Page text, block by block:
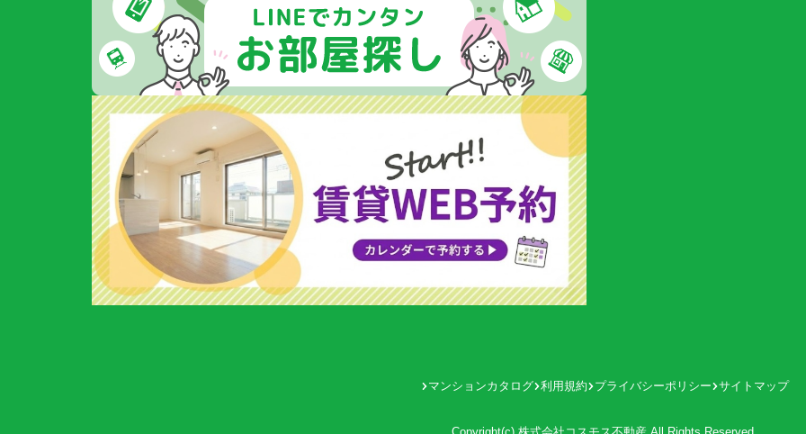
マンションカタログ 利用規約 プライバシーポリシー サイトマップ